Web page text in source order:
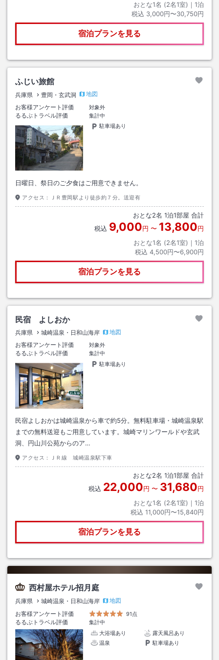
おとな1名 (2名1室)｜ 1泊
税込 3,000円〜30,750円
宿泊プランを見る
ふじい旅館
兵庫県 豊岡・玄武洞
地図
お客様アンケート評価
対象外
るるぶトラベル評価
集計中
駐車場あり
日曜日、祭日のご夕食はご用意できません。
アクセス： ＪＲ豊岡駅より徒歩約７分。送迎有
おとな2名 1泊1部屋 合計
税込 9,000円 〜 13,800円
おとな1名 (2名1室)｜ 1泊
税込 4,500円〜6,900円
宿泊プランを見る
民宿 よしおか
兵庫県 城崎温泉・日和山海岸
地図
お客様アンケート評価
対象外
るるぶトラベル評価
集計中
駐車場あり
民宿よしおかは城崎温泉から車で約5分。無料駐車場・城崎温泉駅
までの無料送迎もご用意しています。城崎マリンワールドや玄武
洞、円山川公苑からのア…
アクセス： ＪＲ線 城崎温泉駅下車
おとな2名 1泊1部屋 合計
税込 22,000円 〜 31,680円
おとな1名 (2名1室)｜ 1泊
税込 11,000円〜15,840円
宿泊プランを見る
西村屋ホテル招月庭
兵庫県 城崎温泉・日和山海岸
地図
お客様アンケート評価
91点
るるぶトラベル評価
集計中
大浴場あり
露天風呂あり
温泉
駐車場あり